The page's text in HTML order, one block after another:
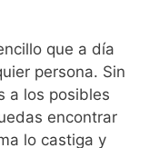
que a día
persona. Sin
a los posibles
encontrar
lo castiga y